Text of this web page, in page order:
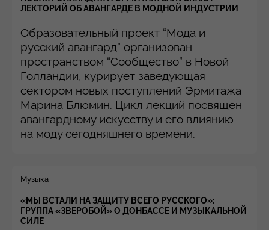
ЛЕКТОРИЙ ОБ АВАНГАРДЕ В МОДНОЙ ИНДУСТРИИ
Образовательный проект “Мода и
русский авангард” организован
пространством “Сообщество” в Новой
Голландии, курирует заведующая
сектором новых поступлений Эрмитажа
Марина Блюмин. Цикл лекций посвящен
авангардному искусству и его влиянию
на моду сегодняшнего времени.
Музыка
«МЫ ВСТАЛИ НА ЗАЩИТУ ВСЕГО РУССКОГО»:
ГРУППА «ЗВЕРОБОЙ» О ДОНБАССЕ И МУЗЫКАЛЬНОЙ
СИЛЕ